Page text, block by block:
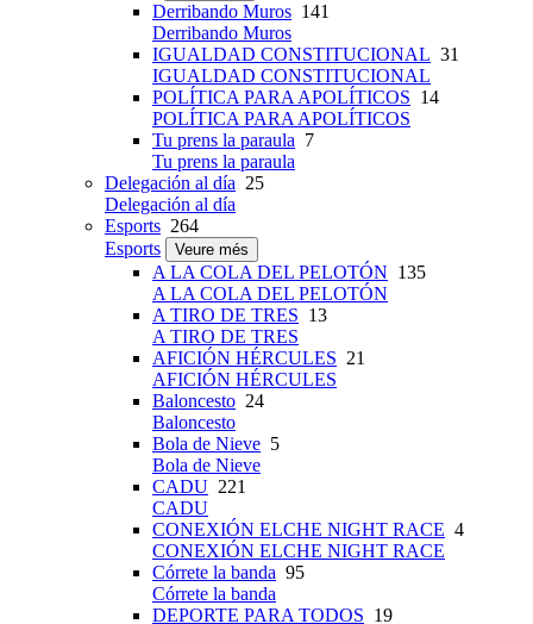
Derribando Muros 141
Derribando Muros
IGUALDAD CONSTITUCIONAL 31
IGUALDAD CONSTITUCIONAL
POLÍTICA PARA APOLÍTICOS 14
POLÍTICA PARA APOLÍTICOS
Tu prens la paraula 7
Tu prens la paraula
Delegación al día 25
Delegación al día
Esports 264
Esports
Veure més
A LA COLA DEL PELOTÓN 135
A LA COLA DEL PELOTÓN
A TIRO DE TRES 13
A TIRO DE TRES
AFICIÓN HÉRCULES 21
AFICIÓN HÉRCULES
Baloncesto 24
Baloncesto
Bola de Nieve 5
Bola de Nieve
CADU 221
CADU
CONEXIÓN ELCHE NIGHT RACE 4
CONEXIÓN ELCHE NIGHT RACE
Córrete la banda 95
Córrete la banda
DEPORTE PARA TODOS 19